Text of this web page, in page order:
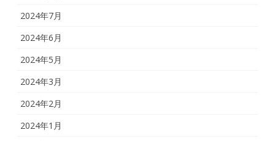
2024年7月
2024年6月
2024年5月
2024年3月
2024年2月
2024年1月